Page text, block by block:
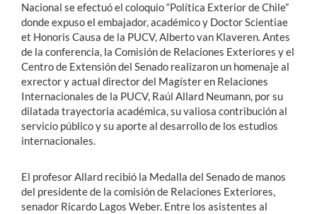
Nacional se efectuó el coloquio “Política Exterior de Chile”
donde expuso el embajador, académico y Doctor Scientiae
et Honoris Causa de la PUCV, Alberto van Klaveren. Antes
de la conferencia, la Comisión de Relaciones Exteriores y el
Centro de Extensión del Senado realizaron un homenaje al
exrector y actual director del Magíster en Relaciones
Internacionales de la PUCV, Raúl Allard Neumann, por su
dilatada trayectoria académica, su valiosa contribución al
servicio público y su aporte al desarrollo de los estudios
internacionales.
El profesor Allard recibió la Medalla del Senado de manos
del presidente de la comisión de Relaciones Exteriores,
senador Ricardo Lagos Weber. Entre los asistentes al